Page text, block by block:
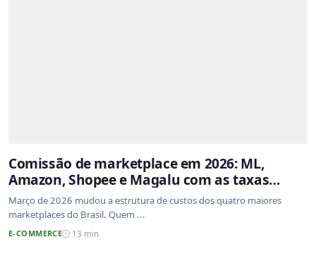
Comissão de marketplace em 2026: ML,
Amazon, Shopee e Magalu com as taxas
atualizadas
Março de 2026 mudou a estrutura de custos dos quatro maiores
marketplaces do Brasil. Quem ...
E-COMMERCE 13 min